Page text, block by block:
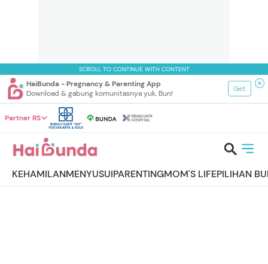
SCROLL TO CONTINUE WITH CONTENT
HaiBunda - Pregnancy & Parenting App
Download & gabung komunitasnya yuk, Bun!
Get
Partner RS
KEHAMILANMENYUSUIPARENTINGMOM'S LIFEPILIHAN